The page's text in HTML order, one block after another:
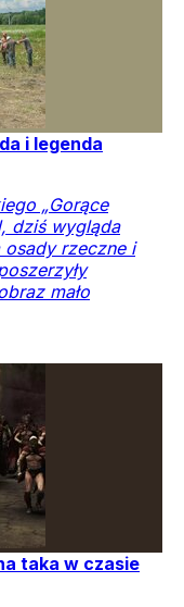
i legenda
„Gorące
dziś wygląda
osady rzeczne i
mało
taka w czasie